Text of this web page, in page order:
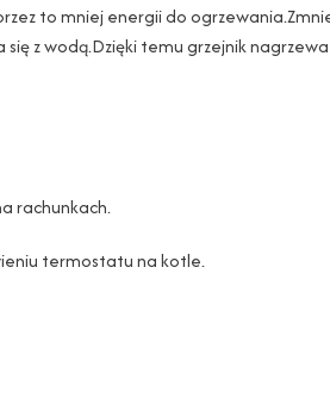
to mniej energii do
z wodą.Dzięki temu grzejnik
rachunkach.
termostatu na kotle.